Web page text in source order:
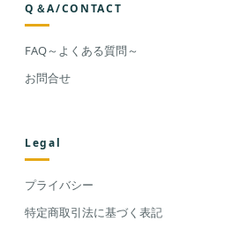
Q＆A/CONTACT
FAQ～よくある質問～
お問合せ
Legal
プライバシー
特定商取引法に基づく表記